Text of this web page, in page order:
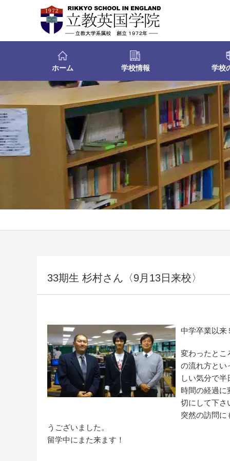
ホーム 学校情報 学校
33期生 杉村さん〈9月13日来校〉
中学卒業以来
変わったとこ
の流れ方とい
しい気分で半
時間の経過に
切にして下さ
突然の訪問に
うございました。
留学中にまた来ます！